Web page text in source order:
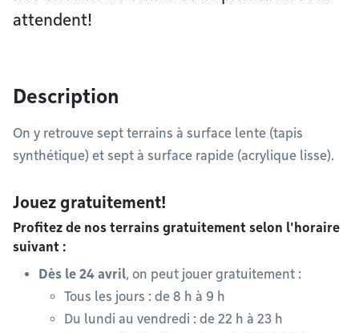
attendent!
Description
On y retrouve sept terrains à surface lente (tapis
synthétique) et sept à surface rapide (acrylique lisse).
Jouez gratuitement!
Profitez de nos terrains gratuitement selon l'horaire
suivant :
Dès le 24 avril, on peut jouer gratuitement :
Tous les jours : de 8 h à 9 h
Du lundi au vendredi : de 22 h à 23 h